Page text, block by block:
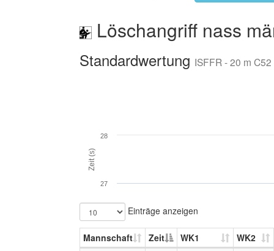
Löschangriff nass
Standardwertung ISFFR - 20 m C52
Zeit (s)
27
28
Einträge anzeigen
Mannschaft Zeit WK1 WK2